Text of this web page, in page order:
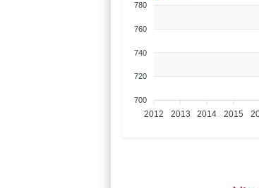
780
760
740
720
700
2012 2013 2014 2015